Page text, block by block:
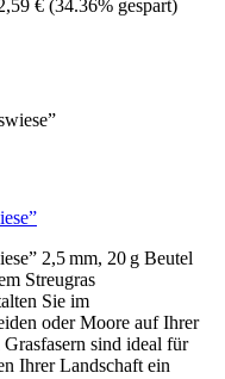
€ (34.36% gespart)
2,5 mm, 20 g Beutel
Streugras
Sie im
oder Moore auf Ihrer
sind ideal für
Ihrer Landschaft ein